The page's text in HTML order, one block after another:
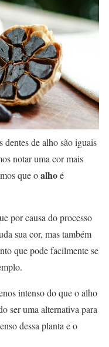
dentes de alho são iguais
notar uma cor mais
que oalhoé
por causa do processo
sua cor, mas também
que pode facilmente se
intenso do que o alho
ser uma alternativa para
dessa planta e o